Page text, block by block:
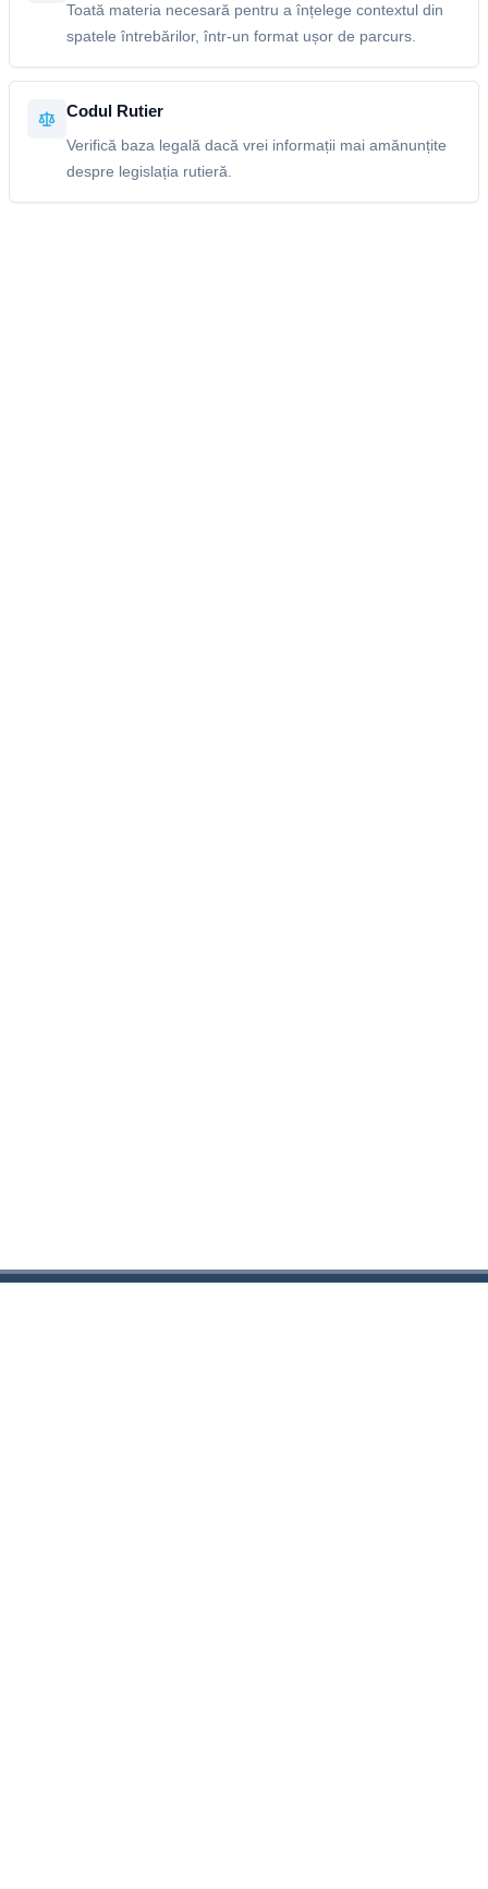
Toată materia necesară pentru a înțelege contextul din
spatele întrebărilor, într-un format ușor de parcurs.
Codul Rutier
Verifică baza legală dacă vrei informații mai amănunțite
despre legislația rutieră.